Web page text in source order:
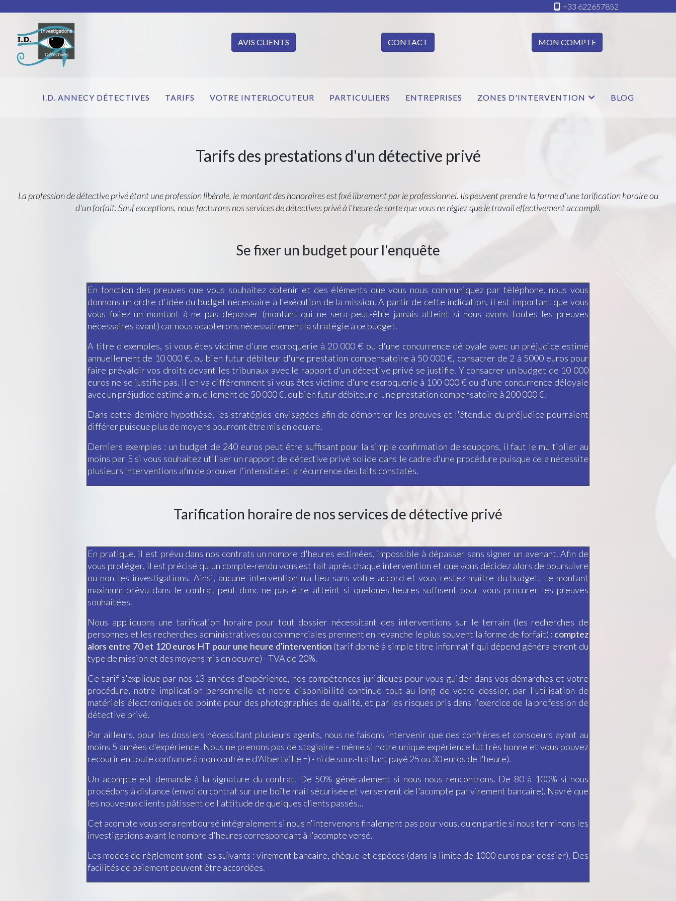
+33 622657852
AVIS CLIENTS CONTACT MON COMPTE
I.D. ANNECY DÉTECTIVES TARIFS VOTRE INTERLOCUTEUR PARTICULIERS ENTREPRISES ZONES D'INTERVENTION BLOG
Tarifs des prestations d'un détective privé
La profession de détective privé étant une profession libérale, le montant des honoraires est fixé librement par le professionnel. Ils peuvent prendre la forme d'une tarification horaire ou
d'un forfait. Sauf exceptions, nous facturons nos services de détectives privé à l'heure de sorte que vous ne réglez que le travail effectivement accompli.
Se fixer un budget pour l'enquête
En fonction des preuves que vous souhaitez obtenir et des éléments que vous nous communiquez par téléphone, nous vous
donnons un ordre d'idée du budget nécessaire à l'exécution de la mission. A partir de cette indication, il est important que vous
vous fixiez un montant à ne pas dépasser (montant qui ne sera peut-être jamais atteint si nous avons toutes les preuves
nécessaires avant) car nous adapterons nécessairement la stratégie à ce budget.
A titre d'exemples, si vous êtes victime d'une escroquerie à 20 000 € ou d'une concurrence déloyale avec un préjudice estimé
annuellement de 10 000 €, ou bien futur débiteur d'une prestation compensatoire à 50 000 €, consacrer de 2 à 5000 euros pour
faire prévaloir vos droits devant les tribunaux avec le rapport d'un détective privé se justifie. Y consacrer un budget de 10 000
euros ne se justifie pas. Il en va différemment si vous êtes victime d'une escroquerie à 100 000 € ou d'une concurrence déloyale
avec un préjudice estimé annuellement de 50 000 €, ou bien futur débiteur d'une prestation compensatoire à 200 000 €.
Dans cette dernière hypothèse, les stratégies envisagées afin de démontrer les preuves et l'étendue du préjudice pourraient
différer puisque plus de moyens pourront être mis en oeuvre.
Derniers exemples : un budget de 240 euros peut être suffisant pour la simple confirmation de soupçons, il faut le multiplier au
moins par 5 si vous souhaitez utiliser un rapport de détective privé solide dans le cadre d'une procédure puisque cela nécessite
plusieurs interventions afin de prouver l'intensité et la récurrence des faits constatés.
Tarification horaire de nos services de détective privé
En pratique, il est prévu dans nos contrats un nombre d'heures estimées, impossible à dépasser sans signer un avenant. Afin de
vous protéger, il est précisé qu'un compte-rendu vous est fait après chaque intervention et que vous décidez alors de poursuivre
ou non les investigations. Ainsi, aucune intervention n'a lieu sans votre accord et vous restez maître du budget. Le montant
maximum prévu dans le contrat peut donc ne pas être atteint si quelques heures suffisent pour vous procurer les preuves
souhaitées.
Nous appliquons une tarification horaire pour tout dossier nécessitant des interventions sur le terrain (les recherches de
personnes et les recherches administratives ou commerciales prennent en revanche le plus souvent la forme de forfait) : comptez
alors entre 70 et 120 euros HT pour une heure d'intervention (tarif donné à simple titre informatif qui dépend généralement du
type de mission et des moyens mis en oeuvre) - TVA de 20%.
Ce tarif s'explique par nos 13 années d'expérience, nos compétences juridiques pour vous guider dans vos démarches et votre
procédure, notre implication personnelle et notre disponibilité continue tout au long de votre dossier, par l'utilisation de
matériels électroniques de pointe pour des photographies de qualité, et par les risques pris dans l'exercice de la profession de
détective privé.
Par ailleurs, pour les dossiers nécessitant plusieurs agents, nous ne faisons intervenir que des confrères et consoeurs ayant au
moins 5 années d'expérience. Nous ne prenons pas de stagiaire - même si notre unique expérience fut très bonne et vous pouvez
recourir en toute confiance à mon confrère d'Albertville =) - ni de sous-traitant payé 25 ou 30 euros de l'heure).
Un acompte est demandé à la signature du contrat. De 50% généralement si nous nous rencontrons. De 80 à 100% si nous
procédons à distance (envoi du contrat sur une boîte mail sécurisée et versement de l'acompte par virement bancaire). Navré que
les nouveaux clients pâtissent de l'attitude de quelques clients passés...
Cet acompte vous sera remboursé intégralement si nous n'intervenons finalement pas pour vous, ou en partie si nous terminons les
investigations avant le nombre d'heures correspondant à l'acompte versé.
Les modes de règlement sont les suivants : virement bancaire, chèque et espèces (dans la limite de 1000 euros par dossier). Des
facilités de paiement peuvent être accordées.